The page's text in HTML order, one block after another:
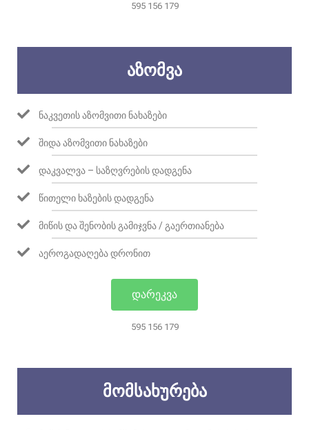
595 156 179
ᲐᲖᲝᲛᲕᲐ
ᲜᲐᲙᲕᲔᲗᲘᲡ ᲐᲖᲝᲛᲕᲘᲗᲘ ᲜᲐᲮᲐᲖᲔᲑᲘ
ᲨᲘᲓᲐ ᲐᲖᲝᲛᲕᲘᲗᲘ ᲜᲐᲮᲐᲖᲔᲑᲘ
ᲓᲐᲙᲕᲐᲚᲕᲐ – ᲡᲐᲖᲦᲕᲠᲔᲑᲘᲡ ᲓᲐᲓᲒᲔᲜᲐ
ᲬᲘᲗᲔᲚᲘ ᲮᲐᲖᲔᲑᲘᲡ ᲓᲐᲓᲒᲔᲜᲐ
ᲛᲘᲬᲘᲡ ᲓᲐ ᲨᲔᲜᲝᲑᲘᲡ ᲒᲐᲛᲘᲯᲕᲜᲐ / ᲒᲐᲔᲠᲗᲘᲐᲜᲔᲑᲐ
ᲐᲔᲠᲝᲒᲐᲓᲐᲦᲔᲑᲐ ᲓᲠᲝᲜᲘᲗ
ᲓᲐᲠᲔᲙᲕᲐ
595 156 179
ᲛᲝᲛᲡᲐᲮᲣᲠᲔᲑᲐ